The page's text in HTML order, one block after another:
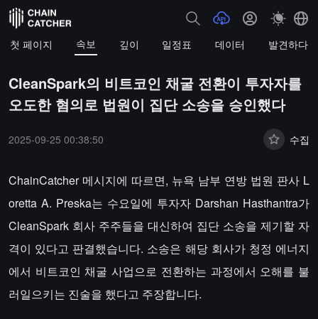
첫 페이지 속보 깊이 일정표 데이터 발견하다
CleanSpark의 비트코인 채굴 전환이 투자자를
오도한 혐의로 법원이 집단 소송을 승인했다
2025-09-25 00:38:50 수집
ChainCatcher 메시지에 따르면, 뉴욕 남부 연방 법원 판사 L
oretta A. Preska는 수요일에 투자자 Darshan Hasthantra가
CleanSpark 회사 주주들을 대신하여 집단 소송을 제기할 자
격이 있다고 판결했습니다. 소송은 해당 회사가 청정 에너지
에서 비트코인 채굴 사업으로 전환하는 과정에서 오해를 불
러일으키는 진술을 했다고 주장합니다.